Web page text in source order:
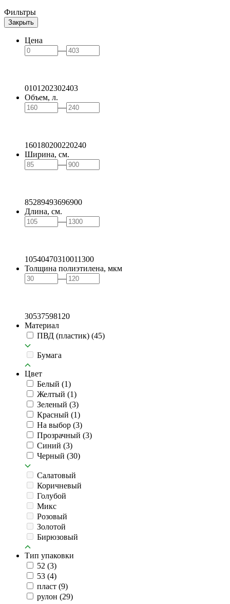
Фильтры
Закрыть
Цена
—
0101 202302403
Объем, л.
—
160180200220240
Ширина, см.
—
85289493696900
Длина, см.
—
10540470310011300
Толщина полиэтилена, мкм
—
30537598120
Материал
ПВД (пластик) (45)
Бумага
Цвет
Белый (1)
Желтый (1)
Зеленый (3)
Красный (1)
На выбор (3)
Прозрачный (3)
Синий (3)
Черный (30)
Салатовый
Коричневый
Голубой
Микс
Розовый
Золотой
Бирюзовый
Тип упаковки
52 (3)
53 (4)
пласт (9)
рулон (29)